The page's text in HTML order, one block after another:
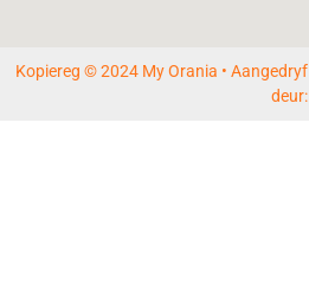
Kopiereg © 2024 My Orania • Aangedryf
deur: